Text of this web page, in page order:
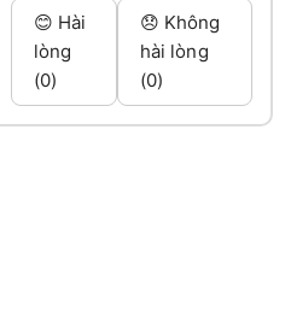
😊 Hài
lòng
(0)
😞 Không
hài lòng
(0)